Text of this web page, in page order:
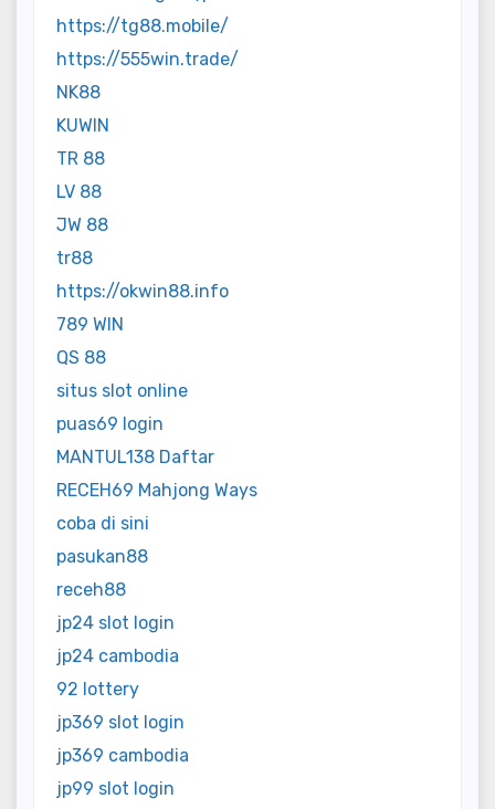
https://tg88.mobile/
https://555win.trade/
NK88
KUWIN
TR 88
LV 88
JW 88
tr88
https://okwin88.info
789 WIN
QS 88
situs slot online
puas69 login
MANTUL138 Daftar
RECEH69 Mahjong Ways
coba di sini
pasukan88
receh88
jp24 slot login
jp24 cambodia
92 lottery
jp369 slot login
jp369 cambodia
jp99 slot login